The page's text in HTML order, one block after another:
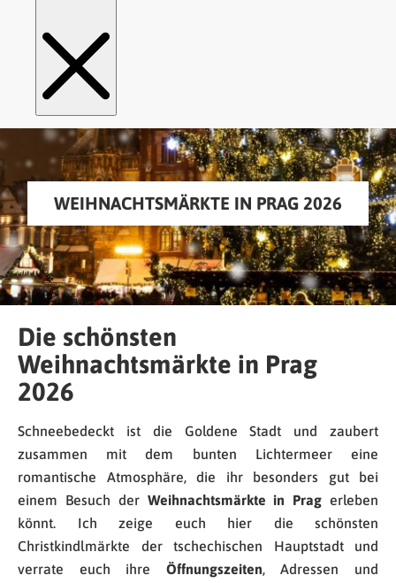
WEIHNACHTSMÄRKTE IN PRAG 2026
Die schönsten
Weihnachtsmärkte in Prag
2026
Schneebedeckt ist die Goldene Stadt und zaubert
zusammen mit dem bunten Lichtermeer eine
romantische Atmosphäre, die ihr besonders gut bei
einem Besuch der Weihnachtsmärkte in Prag erleben
könnt. Ich zeige euch hier die schönsten
Christkindlmärkte der tschechischen Hauptstadt und
verrate euch ihre Öffnungszeiten, Adressen und